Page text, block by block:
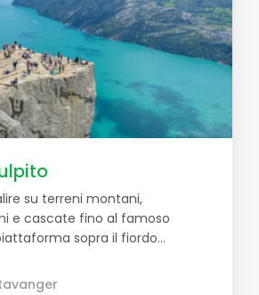
su terreni montani,
e cascate fino al famoso
sopra il fiordo...